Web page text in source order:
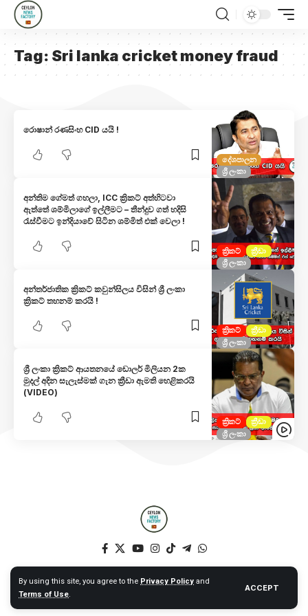
By using this site, you agree to the Privacy Policy and
Terms of Use.
ACCEPT
Tag: Sri lanka cricket money fraud
දේශපාලන
ශ්‍රී ලංකා
රොෂාන් රණසිංහ CID යයි !
ක්‍රිකට්
ක්‍රීඩා
ශ්‍රී ලංකා
අන්තිම ගේමත් ගහලා, ICC ක්‍රිකට් අත්හිටවා
ඇත්තේ ශම්මිලාගේ ඉල්ලීමට – තීන්දුව ගත් හදිසි
රැස්වීමට ඉන්දියාවේ සිටින ශම්මිත් එක් වෙලා !
ක්‍රිකට්
ක්‍රීඩා
ශ්‍රී ලංකා
අන්තර්ජාතික ක්‍රිකට් කවුන්සිලය විසින් ශ්‍රී ලංකා
ක්‍රිකට් තහනම් කරයි !
ක්‍රිකට්
ක්‍රීඩා
ශ්‍රී ලංකා
ශ්‍රී ලංකා ක්‍රිකට් ආයතනයේ ඩොලර් මිලියන 2ක
මුදල් අදින සැලැස්මක් ගැන ක්‍රීඩා ඇමති හෙළිකරයි
(VIDEO)
© 2025 Ceylon News Factory. All Rights Reserved. – Web by NT –